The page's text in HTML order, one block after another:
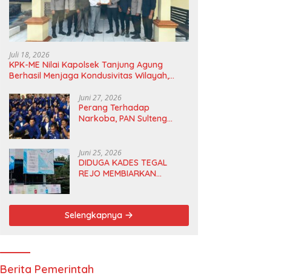
Juli 18, 2026
KPK-ME Nilai Kapolsek Tanjung Agung
Berhasil Menjaga Kondusivitas Wilayah,
Langsung
Juni 27, 2026
Perang Terhadap
Narkoba, PAN Sulteng
DPD
Juni 25, 2026
DIDUGA KADES TEGAL
REJO MEMBIARKAN
Selengkapnya
Berita Pemerintah